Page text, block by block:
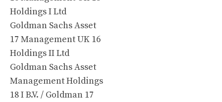
Holdings I Ltd
Goldman Sachs Asset
17 Management UK 16
Holdings II Ltd
Goldman Sachs Asset
Management Holdings
18 I B.V. / Goldman 17